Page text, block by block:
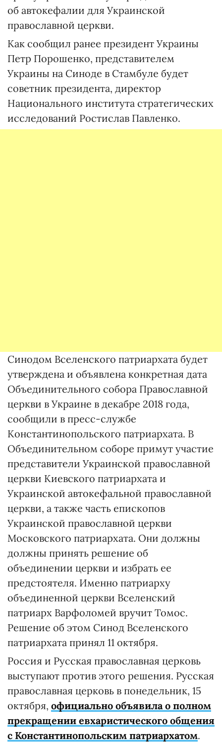
об автокефалии для Украинской
православной церкви.
Как сообщил ранее президент Украины
Петр Порошенко, представителем
Украины на Синоде в Стамбуле будет
советник президента, директор
Национального института стратегических
исследований Ростислав Павленко.
Синодом Вселенского патриархата будет
утверждена и объявлена конкретная дата
Объединительного собора Православной
церкви в Украине в декабре 2018 года,
сообщили в пресс-службе
Константинопольского патриархата. В
Объединительном соборе примут участие
представители Украинской православной
церкви Киевского патриархата и
Украинской автокефальной православной
церкви, а также часть епископов
Украинской православной церкви
Московского патриархата. Они должны
должны принять решение об
объединении церкви и избрать ее
предстоятеля. Именно патриарху
объединенной церкви Вселенский
патриарх Варфоломей вручит Томос.
Решение об этом Синод Вселенского
патриархата принял 11 октября.
Россия и Русская православная церковь
выступают против этого решения. Русская
православная церковь в понедельник, 15
октября, официально объявила о полном
прекращении евхаристического общения
с Константинопольским патриархатом.